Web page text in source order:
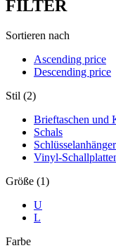
FILTER
Sortieren nach
Ascending price
Descending price
Stil (2)
Brieftaschen und
Schals
Vinyl-
Größe (1)
U
L
Farbe